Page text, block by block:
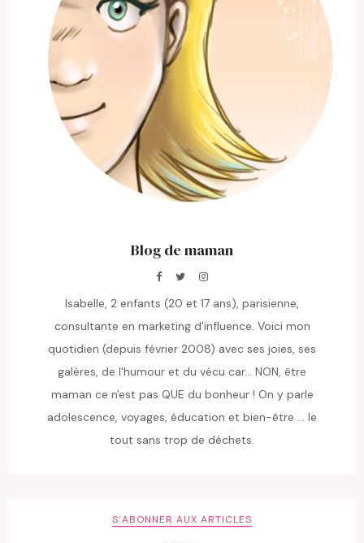
Blog de maman
Isabelle, 2 enfants (20 et 17 ans), parisienne,
consultante en marketing d'influence. Voici mon
quotidien (depuis février 2008) avec ses joies, ses
galères, de l'humour et du vécu car... NON, être
maman ce n'est pas QUE du bonheur ! On y parle
adolescence, voyages, éducation et bien-être ... le
tout sans trop de déchets.
S’ABONNER AUX ARTICLES